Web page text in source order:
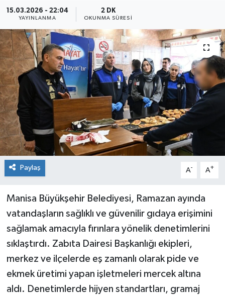
15.03.2026 - 22:04
YAYINLANMA
2 DK
OKUNMA SÜRESI
Paylaş A- A+
Manisa Büyükşehir Belediyesi, Ramazan ayında
vatandaşların sağlıklı ve güvenilir gıdaya erişimini
sağlamak amacıyla fırınlara yönelik denetimlerini
sıklaştırdı. Zabıta Dairesi Başkanlığı ekipleri,
merkez ve ilçelerde eş zamanlı olarak pide ve
ekmek üretimi yapan işletmeleri mercek altına
aldı. Denetimlerde hijyen standartları, gramaj